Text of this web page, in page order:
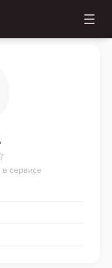
сервисе